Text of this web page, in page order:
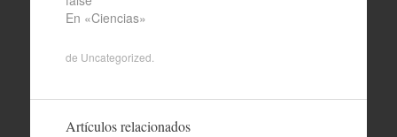
En «Ciencias»
de Uncategorized
Artículos relacionados